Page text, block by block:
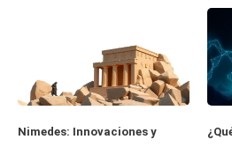
Nimedes: Innovaciones y